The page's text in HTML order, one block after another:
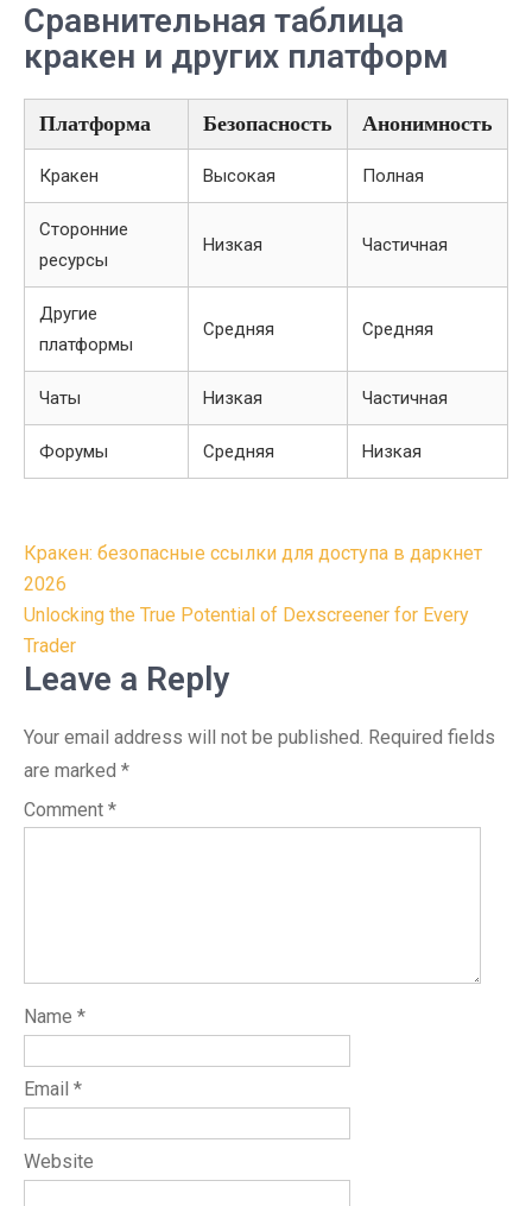
Сравнительная таблица
кракен и других платформ
Платформа Безопасность Анонимность
Кракен Высокая Полная
Сторонние
ресурсы
Низкая Частичная
Другие
платформы
Средняя Средняя
Чаты Низкая Частичная
Форумы Средняя Низкая
Post
navigation
Кракен: безопасные ссылки для доступа в даркнет
2026
Unlocking the True Potential of Dexscreener for Every
Trader
Leave a Reply
Your email address will not be published. Required fields
are marked *
Comment *
Name *
Email *
Website